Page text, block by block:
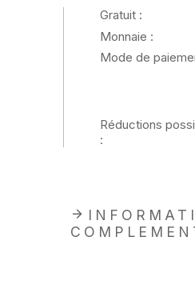
Gratuit :
Monnaie :
Mode de
Réductions
: